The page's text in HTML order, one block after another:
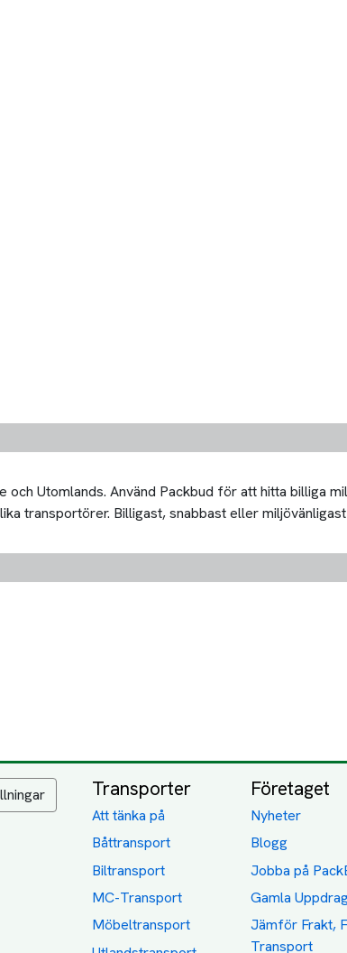
och Utomlands. Använd Packbud för att hitta billiga
transportörer. Billigast, snabbast eller miljövänligast
Transporter
Att tänka på
Båttransport
Biltransport
MC-Transport
Möbeltransport
Företaget
Nyheter
Blogg
Jobba på
Gamla
Jämför Frakt,
Transport